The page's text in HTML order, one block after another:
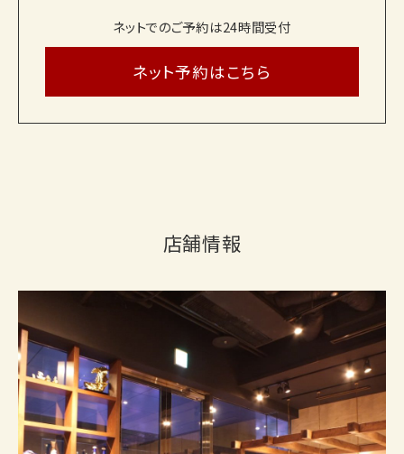
ネットでのご予約は24時間受付
ネット予約はこちら
店舗情報